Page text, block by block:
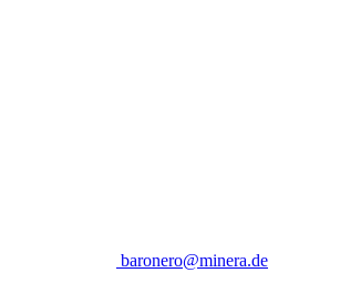
baronero@minera.de